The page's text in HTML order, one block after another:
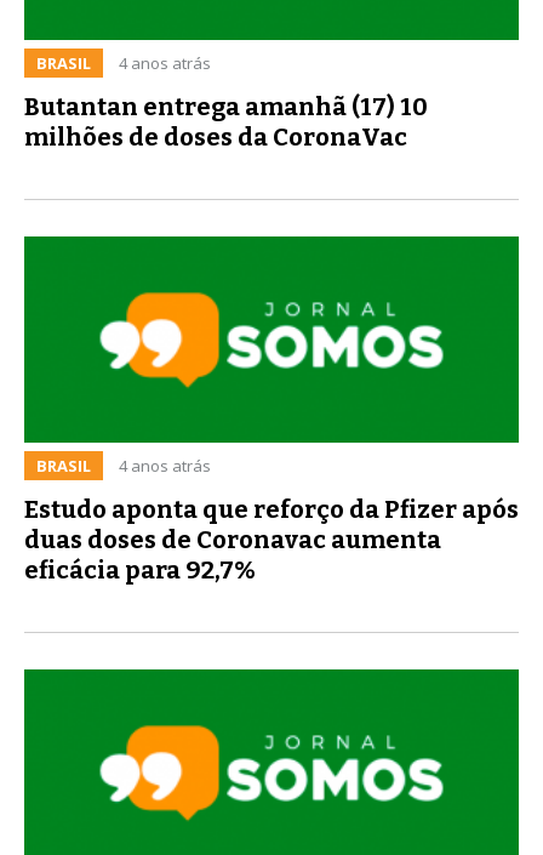
BRASIL 4 anos atrás
Butantan entrega amanhã (17) 10
milhões de doses da CoronaVac
BRASIL 4 anos atrás
Estudo aponta que reforço da Pfizer após
duas doses de Coronavac aumenta
eficácia para 92,7%